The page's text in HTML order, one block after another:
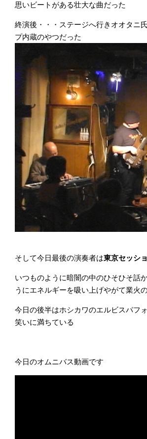
思いビートがある壮大な曲だった
終演後・・・ステージへ行きオオタ
プ内蔵のやつだった
そして今日最後の演奏者は東京セッシ
いつものように暗闇の中のひそひそ話
うにエネルギーを吸い上げやがて業火
今日の後半はホシカワのエルビスパ
笑いに満ちている
今日のオムニバス動画です